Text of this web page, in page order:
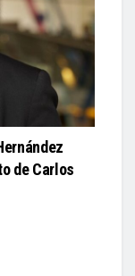
de Carlos